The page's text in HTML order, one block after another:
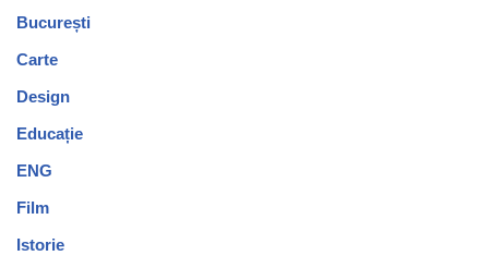
București
Carte
Design
Educație
ENG
Film
Istorie